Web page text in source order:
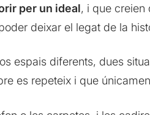
per un ideal, i que creien
deixar el legat de la
espais diferents, dues
es repeteix i que